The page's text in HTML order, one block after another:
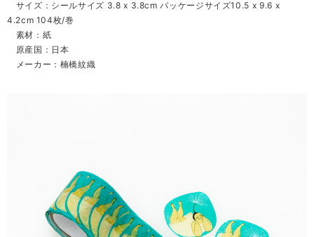
サイズ：シールサイズ 3.8 x 3.8cm パッケージサイズ10.5 x 9.6 x
4.2cm 104枚/巻
素材：紙
原産国：日本
メーカー：楠橋紋織